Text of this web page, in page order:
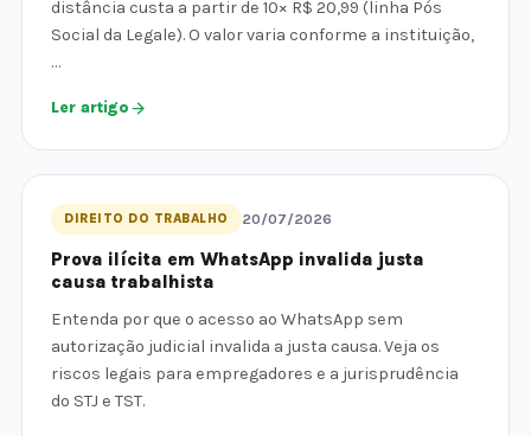
distância custa a partir de 10× R$ 20,99 (linha Pós
Social da Legale). O valor varia conforme a instituição,
…
Ler artigo
DIREITO DO TRABALHO 20/07/2026
Prova ilícita em WhatsApp invalida justa
causa trabalhista
Entenda por que o acesso ao WhatsApp sem
autorização judicial invalida a justa causa. Veja os
riscos legais para empregadores e a jurisprudência
do STJ e TST.